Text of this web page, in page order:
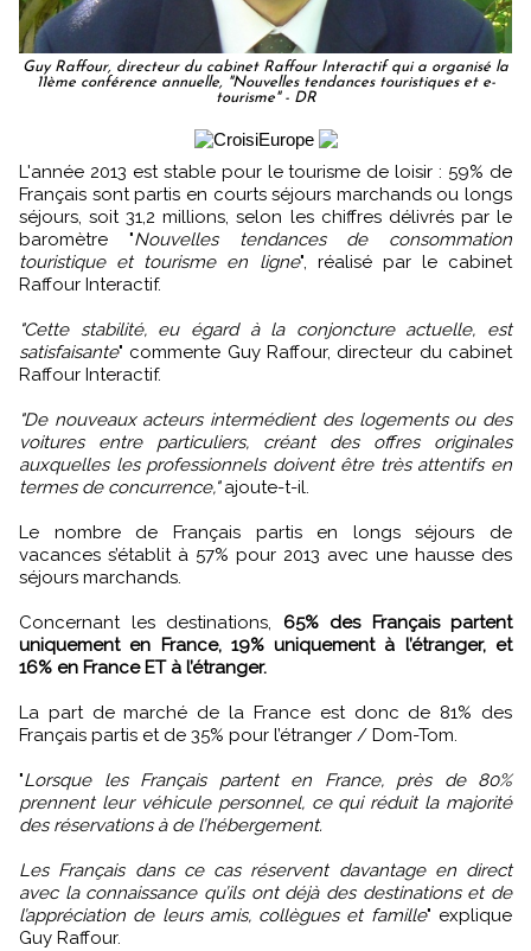
Guy Raffour, directeur du cabinet Raffour Interactif qui a organisé la
11ème conférence annuelle, "Nouvelles tendances touristiques et e-
tourisme" - DR
L'année 2013 est stable pour le tourisme de loisir : 59% de
Français sont partis en courts séjours marchands ou longs
séjours, soit 31,2 millions, selon les chiffres délivrés par le
baromètre "Nouvelles tendances de consommation
touristique et tourisme en ligne", réalisé par le cabinet
Raffour Interactif.
"Cette stabilité, eu égard à la conjoncture actuelle, est
satisfaisante" commente Guy Raffour, directeur du cabinet
Raffour Interactif.
"De nouveaux acteurs intermédient des logements ou des
voitures entre particuliers, créant des offres originales
auxquelles les professionnels doivent être très attentifs en
termes de concurrence,"ajoute-t-il.
Le nombre de Français partis en longs séjours de
vacances s’établit à 57% pour 2013 avec une hausse des
séjours marchands.
Concernant les destinations, 65% des Français partent
uniquement en France, 19% uniquement à l’étranger, et
16% en France ET à l’étranger.
La part de marché de la France est donc de 81% des
Français partis et de 35% pour l’étranger / Dom-Tom.
"Lorsque les Français partent en France, près de 80%
prennent leur véhicule personnel, ce qui réduit la majorité
des réservations à de l’hébergement.
Les Français dans ce cas réservent davantage en direct
avec la connaissance qu’ils ont déjà des destinations et de
l’appréciation de leurs amis, collègues et famille" explique
Guy Raffour.